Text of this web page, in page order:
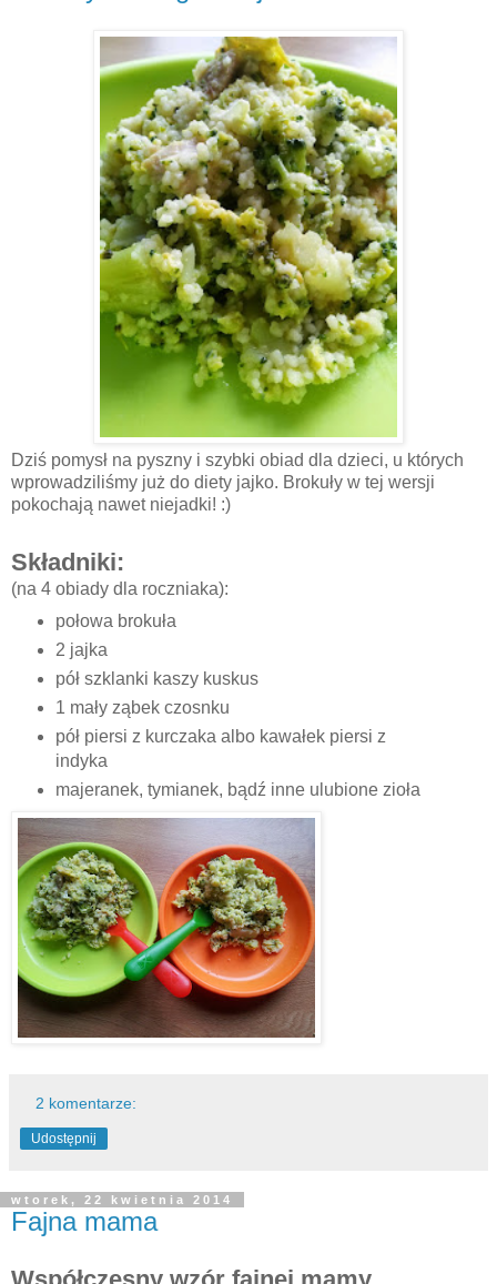
Dziś pomysł na pyszny i szybki obiad dla dzieci, u których
wprowadziliśmy już do diety jajko. Brokuły w tej wersji
pokochają nawet niejadki! :)
Składniki:
(na 4 obiady dla roczniaka):
połowa brokuła
2 jajka
pół szklanki kaszy kuskus
1 mały ząbek czosnku
pół piersi z kurczaka albo kawałek piersi z
indyka
majeranek, tymianek, bądź inne ulubione zioła
2 komentarze:
Udostępnij
wtorek, 22 kwietnia 2014
Fajna mama